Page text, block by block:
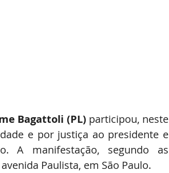
Bagattoli (PL) participou, neste
e por justiça ao presidente e
A manifestação, segundo as
Paulista, em São Paulo.